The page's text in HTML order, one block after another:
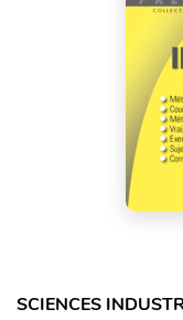
SCIENCES